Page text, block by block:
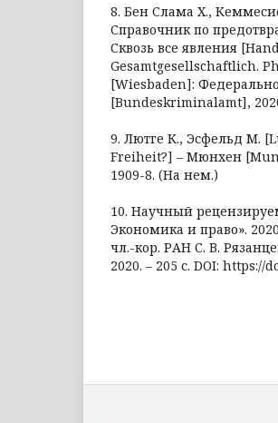
8. Бен Слама Х.,
Справочник по
Сквозь все явления
Gesamtgesellschaftlich.
[Wiesbaden]:
[Bundeskriminalamt],
9. Лютге К., Эсфельд М.
Freiheit?] – Мюнхен
1909-8. (На нем.)
10. Научный
Экономика и право».
чл.-кор. РАН С. В.
2020. – 205 с. DOI: https://